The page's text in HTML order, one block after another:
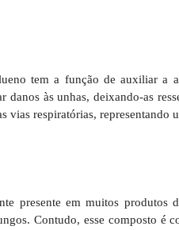
tem a função de auxiliar a
danos às unhas, deixando-as
vias respiratórias, representando
presente em muitos produtos
Contudo, esse composto é